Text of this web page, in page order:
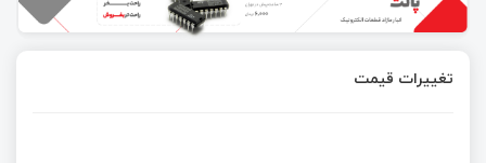
تغییرات قیمت